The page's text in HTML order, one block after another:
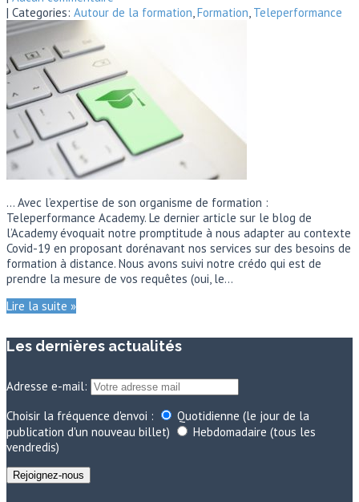
| Categories: Autour de la formation Formation Teleperformance
… Avec l’expertise de son organisme de formation :
Teleperformance Academy. Le dernier article sur le blog de
l’Academy évoquait notre promptitude à nous adapter au contexte
Covid-19 en proposant dorénavant nos services sur des besoins de
formation à distance. Nous avons suivi notre crédo qui est de
prendre la mesure de vos requêtes (oui, le…
Lire la suite »
Les dernières actualités
Adresse e-mail:
Choisir la fréquence d'envoi :
Quotidienne (le jour de la
publication d'un nouveau billet)
Hebdomadaire (tous les
vendredis)